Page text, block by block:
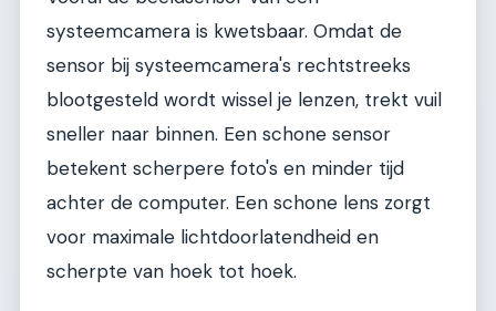
systeemcamera is kwetsbaar. Omdat de
sensor bij systeemcamera's rechtstreeks
blootgesteld wordt wissel je lenzen, trekt vuil
sneller naar binnen. Een schone sensor
betekent scherpere foto's en minder tijd
achter de computer. Een schone lens zorgt
voor maximale lichtdoorlatendheid en
scherpte van hoek tot hoek.